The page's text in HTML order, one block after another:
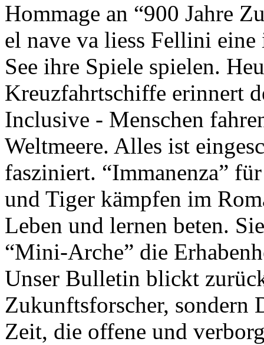
Hommage an “900 Jahre
el nave va liess Fellini
See ihre Spiele spielen.
Kreuzfahrtschiffe erinnert
Inclusive - Menschen
Weltmeere. Alles ist
fasziniert. “Immanenza”
und Tiger kämpfen im
Leben und lernen beten.
“Mini-Arche” die
Unser Bulletin blickt
Zukunftsforscher, sondern
Zeit, die offene und